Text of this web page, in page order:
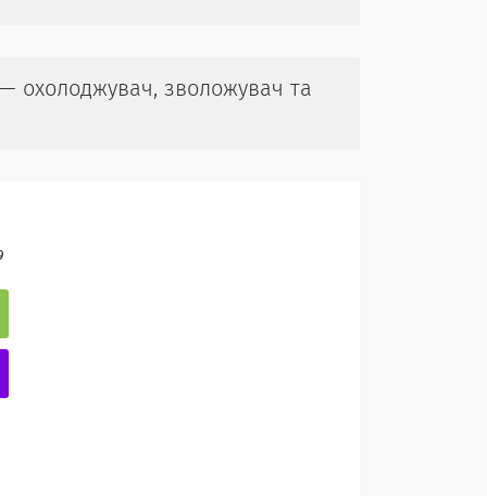
охолоджувач, зволожувач та